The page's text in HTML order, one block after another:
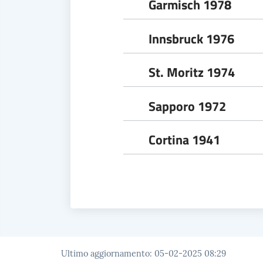
Garmisch 1978
Innsbruck 1976
St. Moritz 1974
Sapporo 1972
Cortina 1941
Ultimo aggiornamento: 05-02-2025 08:29